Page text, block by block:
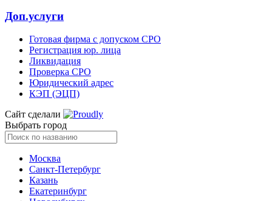
Доп.услуги
Готовая фирма с допуском СРО
Регистрация юр. лица
Ликвидация
Проверка СРО
Юридический адрес
КЭП (ЭЦП)
Сайт сделали
Выбрать город
Москва
Санкт-Петербург
Казань
Екатеринбург